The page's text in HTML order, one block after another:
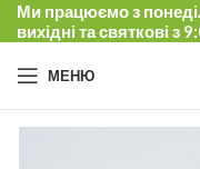
Ми працюємо з
вихідні та святкові з
МЕНЮ